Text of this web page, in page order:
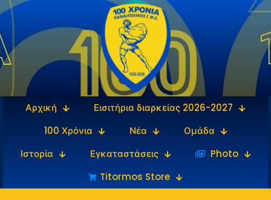
Αρχική
Εισιτήρια διαρκείας 2026-2027
100 Χρόνια
Νέα
Ομάδα
Ιστορία
Εγκαταστάσεις
‎‏‏‎ ‎Photo
Titormos Store